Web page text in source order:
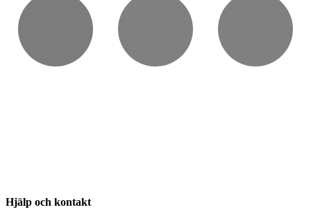
Hjälp och kontakt